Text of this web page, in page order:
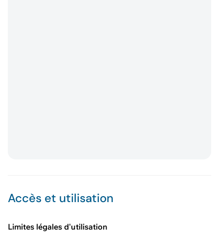
Accès et utilisation
Limites légales d'utilisation